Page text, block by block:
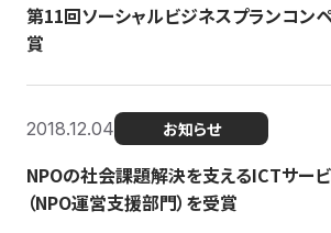
第11回ソーシャルビジネスプランコン
賞
2018.12.04 お知らせ
NPOの社会課題解決を支えるICTサー
（NPO運営支援部門）を受賞